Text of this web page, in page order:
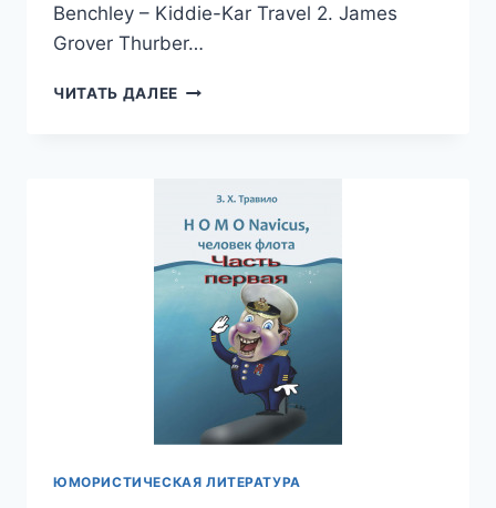
Benchley – Kiddie-Kar Travel 2. James
Grover Thurber…
ЧИТАТЬ ДАЛЕЕ HUMOUR
КОЛЛЕКТИВНЫЙ
СБОРНИК
ЮМОРИСТИЧЕСКАЯ ЛИТЕРАТУРА